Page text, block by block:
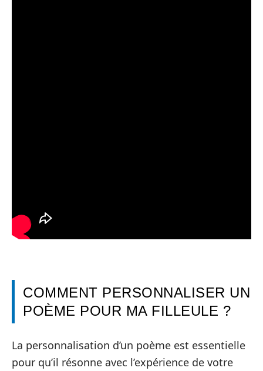
COMMENT PERSONNALISER UN
POÈME POUR MA FILLEULE ?
La personnalisation d’un poème est essentielle
pour qu’il résonne avec l’expérience de votre